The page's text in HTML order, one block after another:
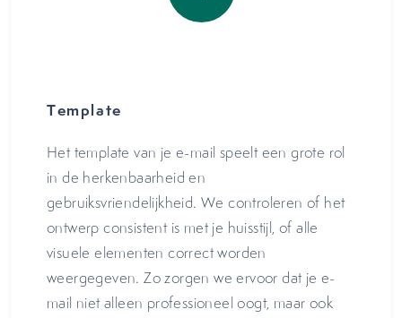
Template
Het template van je e-mail speelt een grote rol
in de herkenbaarheid en
gebruiksvriendelijkheid. We controleren of het
ontwerp consistent is met je huisstijl, of alle
visuele elementen correct worden
weergegeven. Zo zorgen we ervoor dat je e-
mail niet alleen professioneel oogt, maar ook